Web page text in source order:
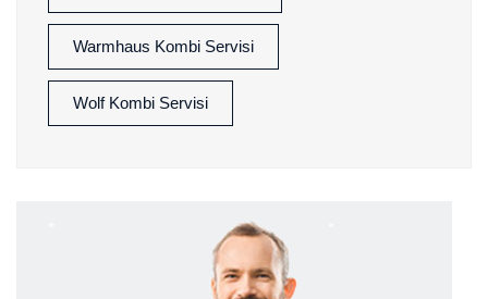
Warmhaus Kombi Servisi
Wolf Kombi Servisi